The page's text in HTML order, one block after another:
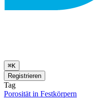
⌘K
Registrieren
Tag
Porosität in Festkörpern